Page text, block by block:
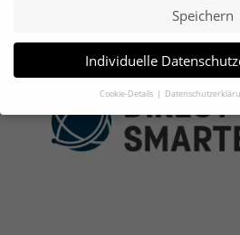
Speichern
Individuelle
Cookie-Details
Wenn Sie unter 16 Jahre alt sind und Ihre